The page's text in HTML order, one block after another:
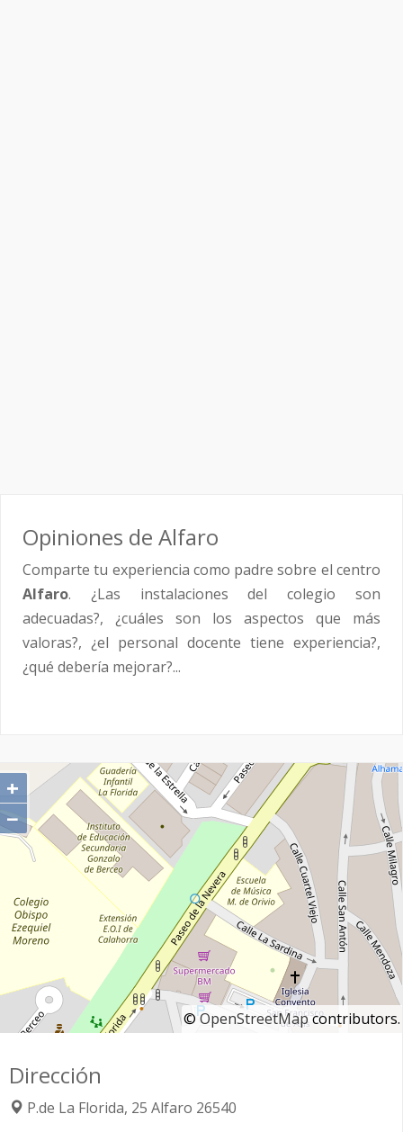
Opiniones de Alfaro
Comparte tu experiencia como padre sobre el centro
Alfaro. ¿Las instalaciones del colegio son
adecuadas?, ¿cuáles son los aspectos que más
valoras?, ¿el personal docente tiene experiencia?,
¿qué debería mejorar?...
+
−
©OpenStreetMapcontributors.
Dirección
P.de La Florida, 25 Alfaro 26540